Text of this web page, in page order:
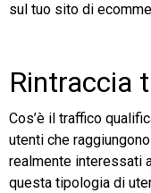
sul tuo sito di
Rintraccia
Cos’è il traffico
utenti che
realmente interessati
questa tipologia di